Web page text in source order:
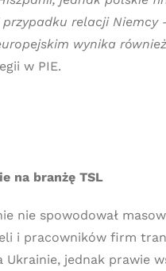
relacji
wynika
w PIE.
na branżę TSL
nie spowodował
i pracowników firm
jednak prawie